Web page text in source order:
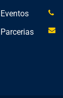
Eventos
Parcerias